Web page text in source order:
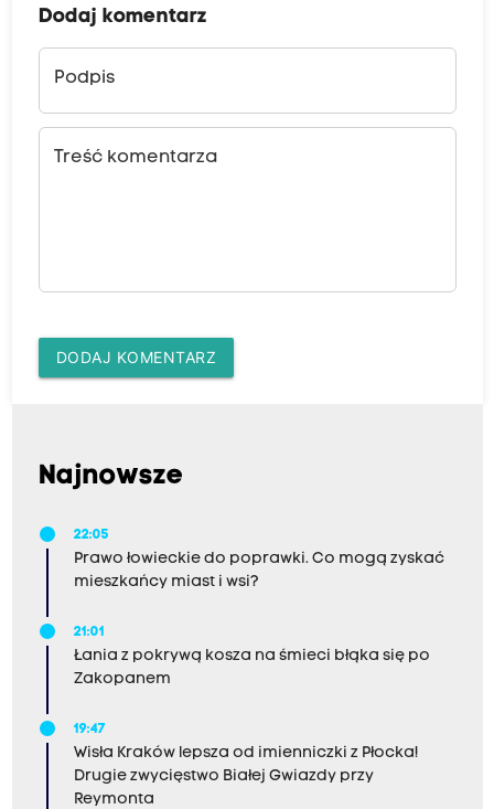
Dodaj komentarz
Podpis
Treść komentarza
DODAJ KOMENTARZ
Najnowsze
22:05
Prawo łowieckie do poprawki. Co mogą zyskać
mieszkańcy miast i wsi?
21:01
Łania z pokrywą kosza na śmieci błąka się po
Zakopanem
19:47
Wisła Kraków lepsza od imienniczki z Płocka!
Drugie zwycięstwo Białej Gwiazdy przy
Reymonta